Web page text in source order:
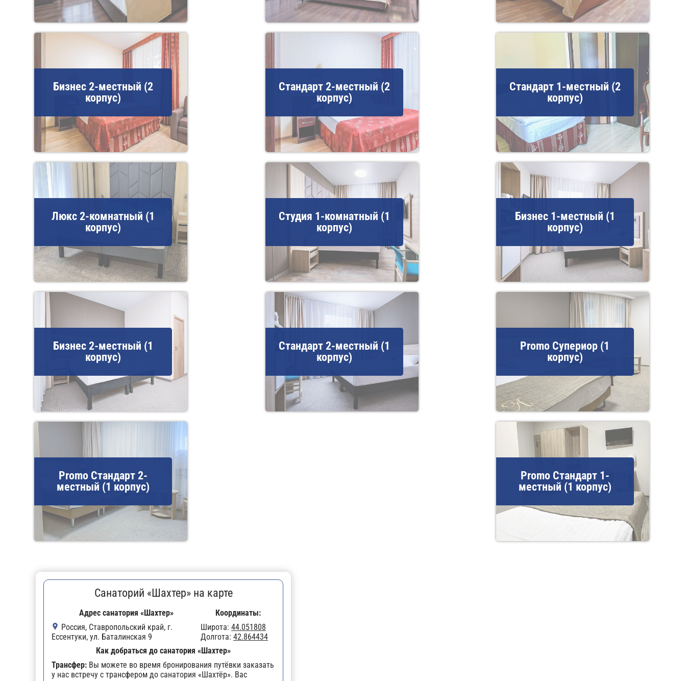
Бизнес 2-местный (2
корпус)
Стандарт 2-местный (2
корпус)
Стандарт 1-местный (2
корпус)
Люкс 2-комнатный (1
корпус)
Студия 1-комнатный (1
корпус)
Бизнес 1-местный (1
корпус)
Бизнес 2-местный (1
корпус)
Стандарт 2-местный (1
корпус)
Promo Супериор (1
корпус)
Promo Стандарт 2-
местный (1 корпус)
Promo Стандарт 1-
местный (1 корпус)
Санаторий «Шахтер» на карте
Адрес санатория «Шахтер»
Россия, Ставропольский край, г.
Ессентуки, ул. Баталинская 9
Координаты:
Широта: 44.051808
Долгота: 42.864434
Как добраться до санатория «Шахтер»
Трансфер: Вы можете во время бронирования путёвки заказать
у нас встречу с трансфером до санатория «Шахтёр». Вас